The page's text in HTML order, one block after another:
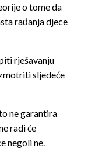
o tome da
rađanja djece
rješavanju
sljedeće
ne garantira
radi će
negoli ne.